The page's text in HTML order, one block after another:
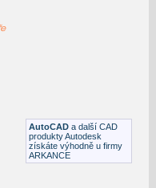
dle průměru
AutoCAD a další CAD
produkty Autodesk
získáte výhodně u firmy
ARKANCE